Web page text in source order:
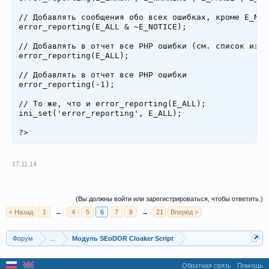
// Добавлять сообщения обо всех ошибках, кроме
error_reporting(E_ALL & ~E_NOTICE);
// Добавлять в отчет все PHP ошибки (см. список
error_reporting(E_ALL);
// Добавлять в отчет все PHP ошибки
error_reporting(-1);
// То же, что и error_reporting(E_ALL);
ini_set('error_reporting', E_ALL);
17.11.14
(Вы должны войти или зарегистрироваться, чтобы ответить.)
< Назад
1 ← 4 5 6 7 8 → 21 Вперёд >
Форум Модуль SEoDOR Cloaker Script
Обратная связь Помощь